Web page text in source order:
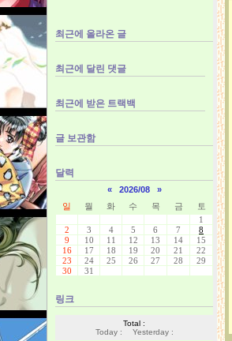
최근에 올라온 글
최근에 달린 댓글
최근에 받은 트랙백
글 보관함
달력
« 2026/08
»
일
월 화 수 목 금
토
1
2
3 4 5 6 7
8
9
10 11 12 13 14
15
16
17 18 19 20 21
22
23
24 25 26 27 28
29
30
31
링크
Total :
Today :
Yesterday :